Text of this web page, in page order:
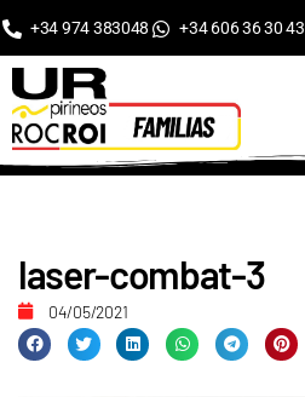
+34 974 383048 +34 606 36 30 43
laser-combat-3
04/05/2021